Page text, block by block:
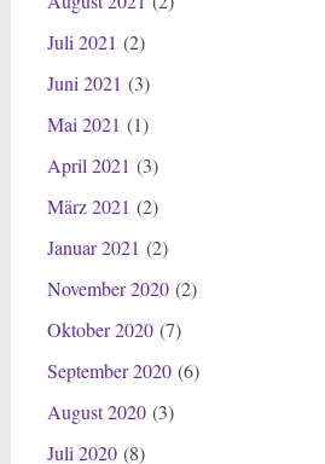
Juli 2021 (2)
Juni 2021 (3)
Mai 2021 (1)
April 2021 (3)
März 2021 (2)
Januar 2021 (2)
November 2020(2)
Oktober 2020(7)
September 2020(6)
August 2020(3)
Juli 2020(8)